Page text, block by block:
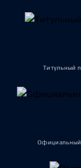
Титульный
Официальный